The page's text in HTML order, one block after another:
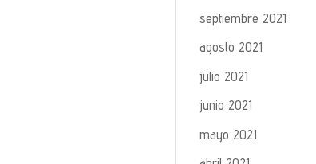
septiembre 2021
agosto 2021
julio 2021
junio 2021
mayo 2021